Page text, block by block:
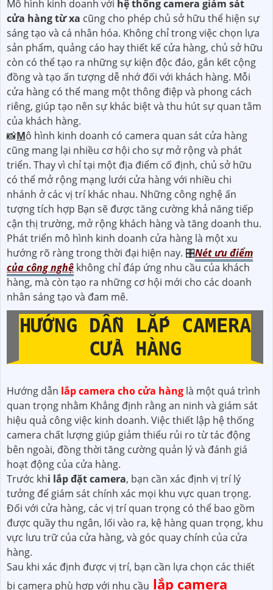
Mô hình kinh doanh với hệ thống camera giám sát
cửa hàng từ xa cũng cho phép chủ sở hữu thể hiện sự
sáng tạo và cá nhân hóa. Không chỉ trong việc chọn lựa
sản phẩm, quảng cáo hay thiết kế cửa hàng, chủ sở hữu
còn có thể tạo ra những sự kiện độc đáo, gắn kết cộng
đồng và tạo ấn tượng dễ nhớ đối với khách hàng. Mỗi
cửa hàng có thể mang một thông điệp và phong cách
riêng, giúp tạo nên sự khác biệt và thu hút sự quan tâm
của khách hàng.
📸Mô hình kinh doanh có camera quan sát cửa hàng
cũng mang lại nhiều cơ hội cho sự mở rộng và phát
triển. Thay vì chỉ tại một địa điểm cố định, chủ sở hữu
có thể mở rộng mạng lưới cửa hàng với nhiều chi
nhánh ở các vị trí khác nhau. Những công nghệ ấn
tượng tích hợp Bạn sẽ được tăng cường khả năng tiếp
cận thị trường, mở rộng khách hàng và tăng doanh thu.
Phát triển mô hình kinh doanh cửa hàng là một xu
hướng rõ ràng trong thời đại hiện nay. 🎛Nét ưu điểm
của công nghệ không chỉ đáp ứng nhu cầu của khách
hàng, mà còn tạo ra những cơ hội mới cho các doanh
nhân sáng tạo và đam mê.
HƯỚNG DẪN LẮP CAMERA
CỬA HÀNG
Hướng dẫn lắp camera cho cửa hàng là một quá trình
quan trọng nhằm Khẳng định rằng an ninh và giám sát
hiệu quả công việc kinh doanh. Việc thiết lập hệ thống
camera chất lượng giúp giảm thiểu rủi ro từ tác động
bên ngoài, đồng thời tăng cường quản lý và đánh giá
hoạt động của cửa hàng.
Trước khi lắp đặt camera, bạn cần xác định vị trí lý
tưởng để giám sát chính xác mọi khu vực quan trọng.
Đối với cửa hàng, các vị trí quan trọng có thể bao gồm
được quầy thu ngân, lối vào ra, kệ hàng quan trọng, khu
vực lưu trữ của cửa hàng, và góc quay chính của cửa
hàng.
Sau khi xác định được vị trí, bạn cần lựa chọn các thiết
bị camera phù hợp với nhu cầu lắp camera